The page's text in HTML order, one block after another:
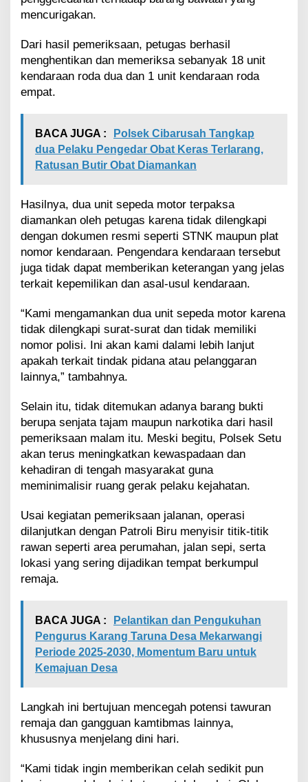
mencurigakan.
Dari hasil pemeriksaan, petugas berhasil
menghentikan dan memeriksa sebanyak 18 unit
kendaraan roda dua dan 1 unit kendaraan roda
empat.
BACA JUGA :
Polsek Cibarusah Tangkap
dua Pelaku Pengedar Obat Keras Terlarang,
Ratusan Butir Obat Diamankan
Hasilnya, dua unit sepeda motor terpaksa
diamankan oleh petugas karena tidak dilengkapi
dengan dokumen resmi seperti STNK maupun plat
nomor kendaraan. Pengendara kendaraan tersebut
juga tidak dapat memberikan keterangan yang jelas
terkait kepemilikan dan asal-usul kendaraan.
“Kami mengamankan dua unit sepeda motor karena
tidak dilengkapi surat-surat dan tidak memiliki
nomor polisi. Ini akan kami dalami lebih lanjut
apakah terkait tindak pidana atau pelanggaran
lainnya,” tambahnya.
Selain itu, tidak ditemukan adanya barang bukti
berupa senjata tajam maupun narkotika dari hasil
pemeriksaan malam itu. Meski begitu, Polsek Setu
akan terus meningkatkan kewaspadaan dan
kehadiran di tengah masyarakat guna
meminimalisir ruang gerak pelaku kejahatan.
Usai kegiatan pemeriksaan jalanan, operasi
dilanjutkan dengan Patroli Biru menyisir titik-titik
rawan seperti area perumahan, jalan sepi, serta
lokasi yang sering dijadikan tempat berkumpul
remaja.
BACA JUGA :
Pelantikan dan Pengukuhan
Pengurus Karang Taruna Desa Mekarwangi
Periode 2025-2030, Momentum Baru untuk
Kemajuan Desa
Langkah ini bertujuan mencegah potensi tawuran
remaja dan gangguan kamtibmas lainnya,
khususnya menjelang dini hari.
“Kami tidak ingin memberikan celah sedikit pun